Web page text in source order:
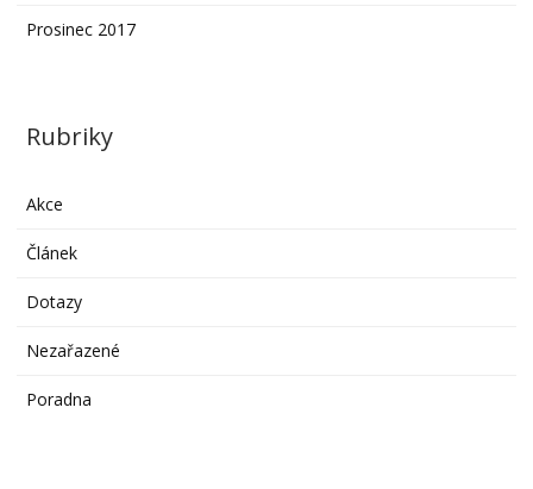
Prosinec 2017
Rubriky
Akce
Článek
Dotazy
Nezařazené
Poradna